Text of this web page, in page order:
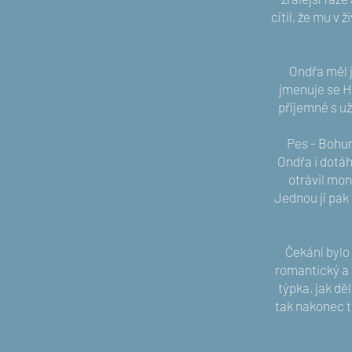
cítil, že mu v
Ondřa měl
jmenuje se
příjemné s
Pes -
Ondřa i
otrávil
Jednou jí
Čekání
romantický a
týpka, jak
tak nakonec